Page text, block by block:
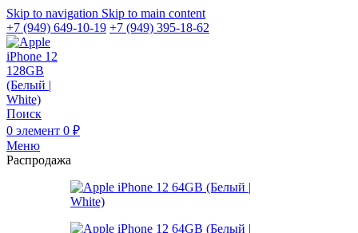
Skip to navigation Skip to main content
+7 (949) 649-10-19 +7 (949) 395-18-62
Поиск
0 элемент 0 ₽
Меню
Распродажа